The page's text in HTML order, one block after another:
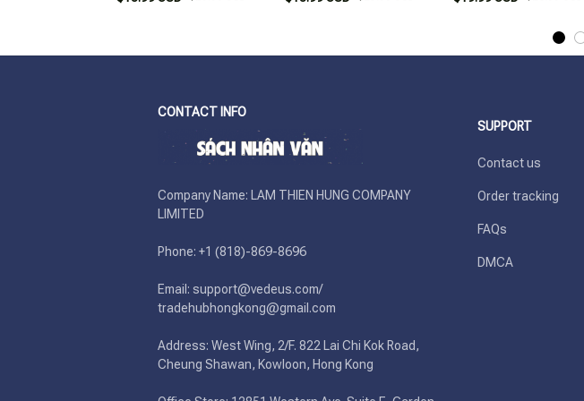
CONTACT INFO
Company Name: LAM THIEN HUNG COMPANY
LIMITED
Phone: +1 (818)-869-8696
Email: support@vedeus.com/
tradehubhongkong@gmail.com
Address: West Wing, 2/F. 822 Lai Chi Kok Road,
Cheung Shawan, Kowloon, Hong Kong
SUPPORT
Contact us
Order tracking
FAQs
DMCA